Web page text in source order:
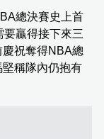
總決賽史上首
要贏得接下來三
祝奪得NBA總
稱隊內仍抱有